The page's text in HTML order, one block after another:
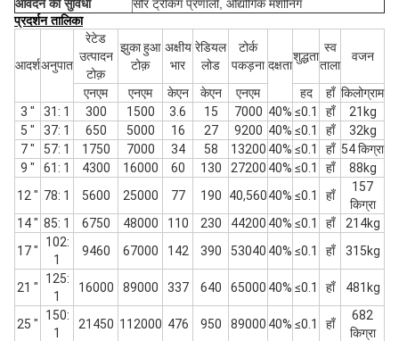
आवेदन की सुविधा
सौर ट्रैकिंग प्रणाली, औद्योगिक मशीनिंग
प्रदर्शन तालिका
आदर्शअनुपात
रेटेड
उत्पादन
टोक़
झुका हुआ
टोक़
अक्षीय
भार
रेडियल
लोड
टोर्क
पकड़ना दक्षता
शुद्धता
स्व
ताला
वजन
एनएम एनएम केएन केएन एनएम हद हाँ किलोग्राम
3 "
31: 1 300 1500 3.6 15 7000 40% ≤0.1 हाँ
21kg
5 "
37: 1 650 5000 16 27 9200 40% ≤0.1 हाँ
32kg
7 "
57: 1 1750 7000 34 58 13200 40% ≤0.1 हाँ 54 किग्रा
9 "
61: 1 4300 16000 60 130 27200 40% ≤0.1 हाँ
88kg
12 " 78: 1 5600 25000 77 190 40,56040% ≤0.1 हाँ
157
किग्रा
14 " 85: 1 6750 48000 110 230 44200 40% ≤0.1 हाँ
214kg
17 "
102:
1
9460 67000 142 390 53040 40% ≤0.1 हाँ 315kg
21 "
125:
1
16000 89000 337 640 65000 40% ≤0.1 हाँ 481kg
25 "
150:
1
21450 112000 476 950 89000 40% ≤0.1 हाँ
682
किग्रा